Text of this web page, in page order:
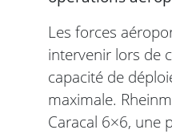
Les forces
intervenir lors de
capacité de
maximale.
Caracal 6×6, une